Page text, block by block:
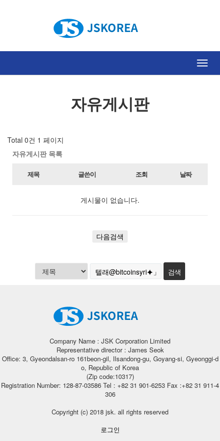
자유게시판
Total 0건 1 페이지
자유게시판 목록
제목 글쓴이 조회 날짜
게시물이 없습니다.
다음검색
Company Name : JSK Corporation Limited
Representative director : James Seok
Office: 3, Gyeondalsan-ro 161beon-gil, Ilsandong-gu, Goyang-si, Gyeonggi-d
o, Republic of Korea
(Zip code:10317)
Registration Number: 128-87-03586 Tel : +82 31 901-6253 Fax :+82 31 911-4
306
Copyright (c) 2018 jsk. all rights reserved
로그인